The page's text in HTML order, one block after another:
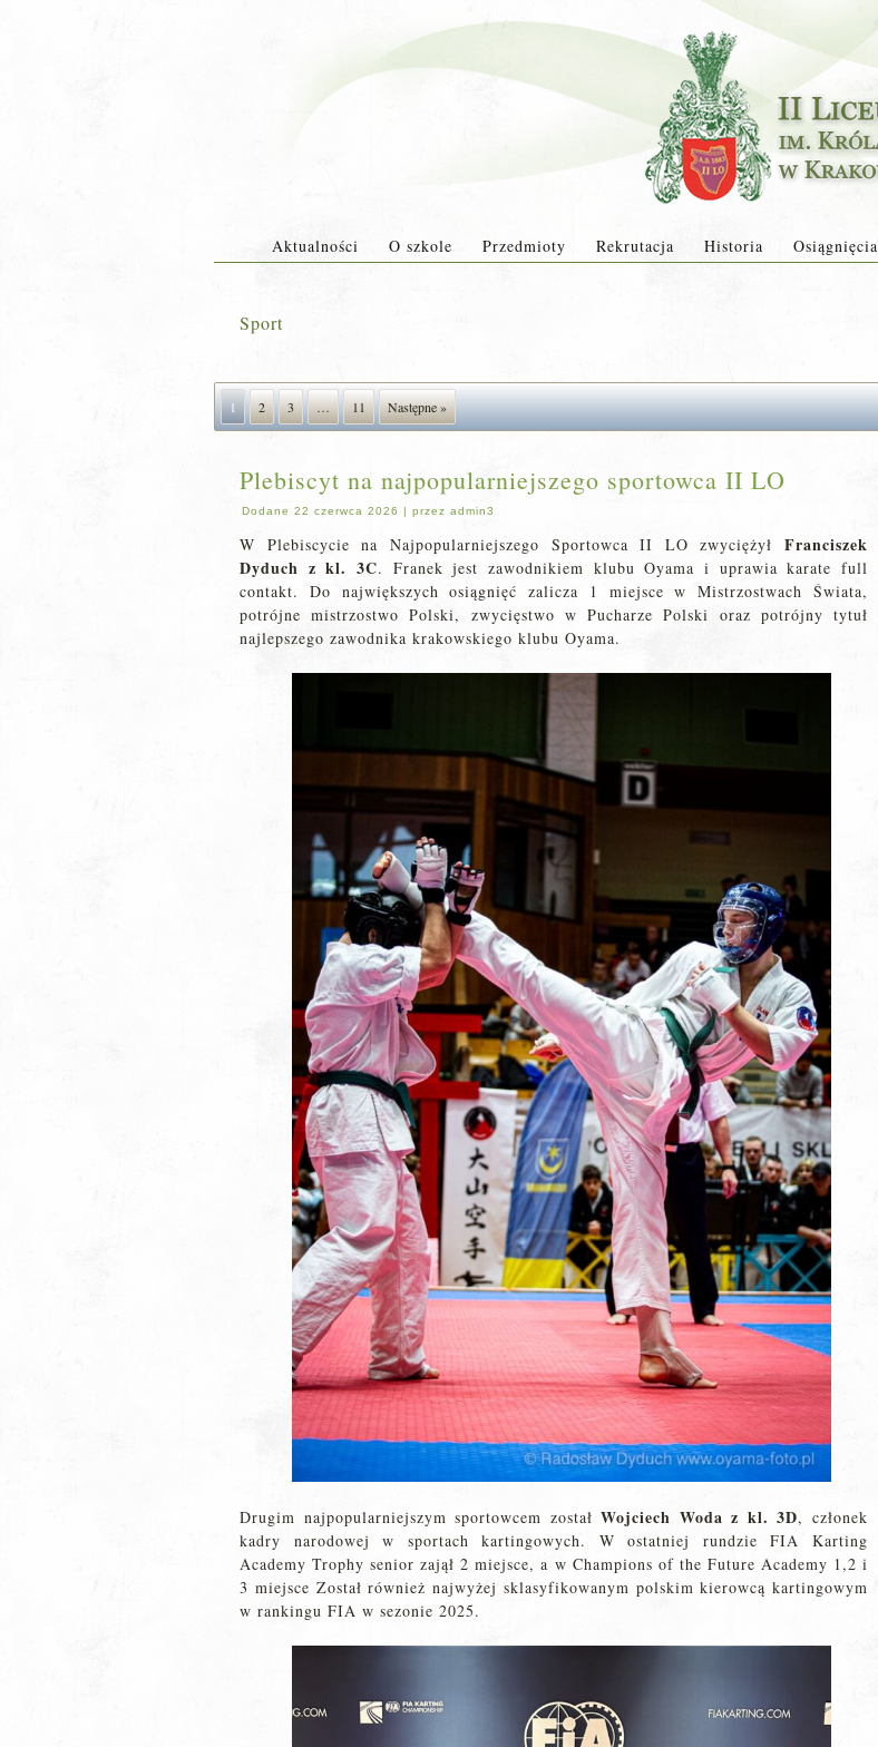
Aktualności O szkole Przedmioty Rekrutacja Historia Osiągnięcia
Sport
1 2 3 … 11 Następne »
Plebiscyt na najpopularniejszego sportowca II LO
Dodane 22 czerwca 2026 | przez admin3
W Plebiscycie na Najpopularniejszego Sportowca II LO zwyciężył Franciszek
Dyduch z kl. 3C. Franek jest zawodnikiem klubu Oyama i uprawia karate full
contakt. Do największych osiągnięć zalicza 1 miejsce w Mistrzostwach Świata,
potrójne mistrzostwo Polski, zwycięstwo w Pucharze Polski oraz potrójny tytuł
najlepszego zawodnika krakowskiego klubu Oyama.
Drugim najpopularniejszym sportowcem zostałWojciech Woda z kl. 3D, członek
kadry narodowej w sportach kartingowych. W ostatniej rundzie FIA Karting
Academy Trophy senior zajął 2 miejsce, a w Champions of the Future Academy 1,2 i
3 miejsce Został również najwyżej sklasyfikowanym polskim kierowcą kartingowym
w rankingu FIA w sezonie 2025.